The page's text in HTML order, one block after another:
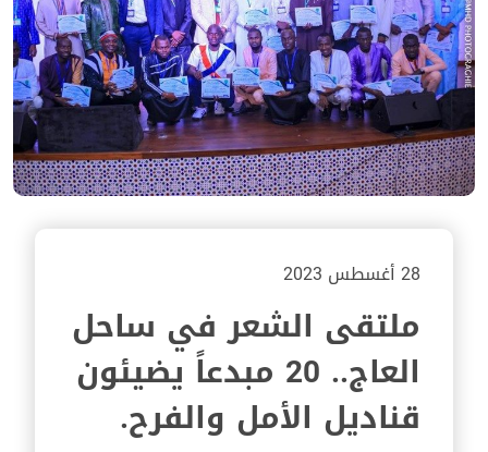
28 أغسطس 2023
ملتقى الشعر في ساحل
العاج.. 20 مبدعاً يضيئون
قناديل الأمل والفرح.